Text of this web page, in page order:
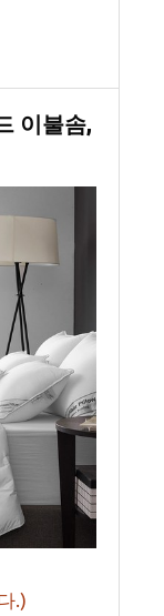
이불솜,
.)